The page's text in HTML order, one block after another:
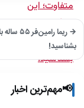
→ ریما
بشناسید!
📢مهم‌ترین اخبار